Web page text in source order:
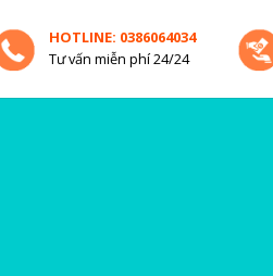
HOTLINE: 0386064034
Tư vấn miễn phí 24/24